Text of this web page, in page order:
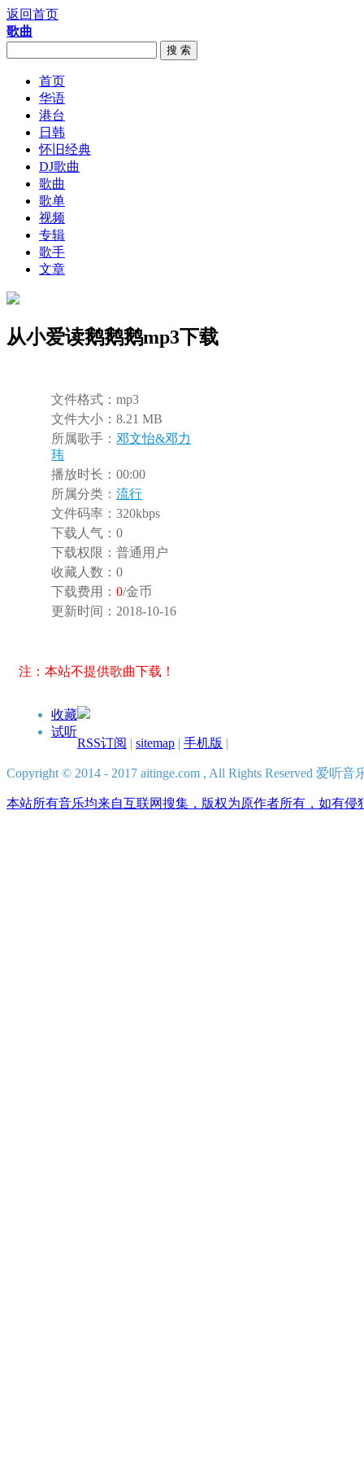
返回首页
歌曲
搜 索
首页
华语
港台
日韩
怀旧经典
DJ歌曲
歌曲
歌单
视频
专辑
歌手
文章
从小爱读鹅鹅鹅mp3下载
文件格式： mp3
文件大小： 8.21 MB
所属歌手： 邓文怡&邓力
玮
播放时长： 00:00
所属分类： 流行
文件码率： 320kbps
下载人气： 0
下载权限： 普通用户
收藏人数： 0
下载费用： 0/金币
更新时间： 2018-10-16
注：本站不提供歌曲下载！
收藏
试听
RSS订阅 | sitemap | 手机版 |
Copyright © 2014 - 2017 aitinge.com , All Rights Reserved 爱听音
本站所有音乐均来自互联网搜集，版权为原作者所有，如有侵